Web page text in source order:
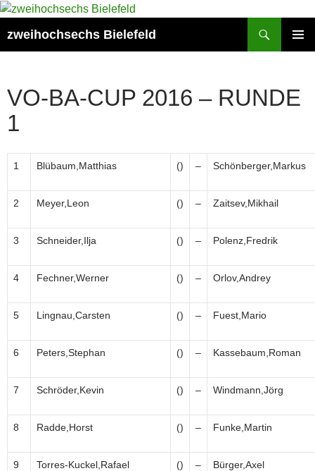
Zum
springen
zweihochsechs Bielefeld
VO-BA-CUP 2016 – RUNDE
1
1 Blübaum,Matthias () – Schönberger,Markus
2 Meyer,Leon () – Zaitsev,Mikhail
3 Schneider,Ilja () – Polenz,Fredrik
4 Fechner,Werner () – Orlov,Andrey
5 Lingnau,Carsten () – Fuest,Mario
6 Peters,Stephan () – Kassebaum,Roman
7 Schröder,Kevin () – Windmann,Jörg
8 Radde,Horst () – Funke,Martin
9 Torres-Kuckel,Rafael () – Bürger,Axel